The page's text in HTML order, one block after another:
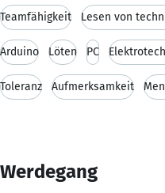
Teamfähigkeit Lesen von
Arduino Löten PC
Toleranz Aufmerksamkeit
Werdegang